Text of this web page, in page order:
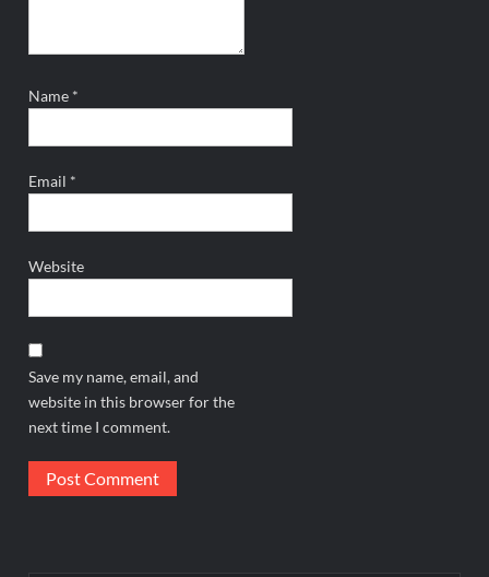
Name *
Email *
Website
Save my name, email, and
website in this browser for the
next time I comment.